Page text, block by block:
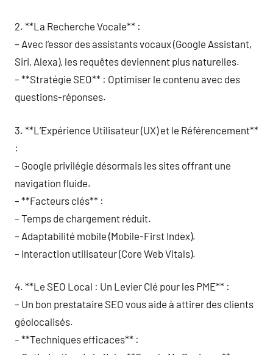
2. **La Recherche Vocale** :
– Avec l’essor des assistants vocaux (Google Assistant,
Siri, Alexa), les requêtes deviennent plus naturelles.
– **Stratégie SEO** : Optimiser le contenu avec des
questions-réponses.
3. **L’Expérience Utilisateur (UX) et le Référencement**
:
– Google privilégie désormais les sites offrant une
navigation fluide.
– **Facteurs clés** :
– Temps de chargement réduit.
– Adaptabilité mobile (Mobile-First Index).
– Interaction utilisateur (Core Web Vitals).
4. **Le SEO Local : Un Levier Clé pour les PME** :
– Un bon prestataire SEO vous aide à attirer des clients
géolocalisés.
– **Techniques efficaces** :